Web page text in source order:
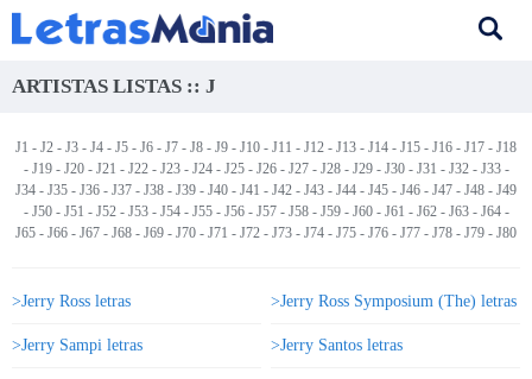
ARTISTAS LISTAS :: J
J1 - J2 - J3 - J4 - J5 - J6 - J7 - J8 - J9 - J10 - J11 - J12 - J13 - J14 - J15 - J16 - J17 - J18
- J19- J20- J21 - J22- J23- J24- J25- J26- J27- J28- J29- J30- J31 - J32- J33-
J34 - J35 - J36 - J37 - J38 - J39 - J40 - J41 - J42 - J43 - J44 - J45 - J46 - J47 - J48 - J49
- J50- J51 - J52- J53- J54- J55- J56- J57- J58- J59- J60- J61 - J62- J63- J64-
J65 - J66 - J67 - J68 - J69 - J70 - J71 - J72 - J73 - J74 - J75 - J76 - J77 - J78 - J79 - J80
>Jerry Ross letras >Jerry Ross Symposium (The) letras
>Jerry Sampi letras >Jerry Santos letras